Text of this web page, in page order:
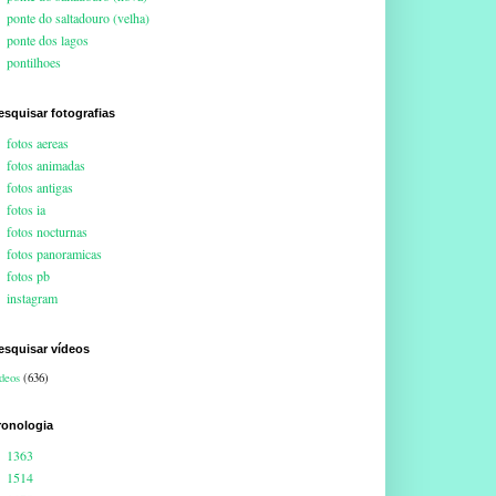
ponte do saltadouro (velha)
ponte dos lagos
pontilhoes
fotografias
fotos aereas
fotos animadas
fotos antigas
fotos ia
fotos nocturnas
fotos panoramicas
fotos pb
instagram
vídeos
(636)
1363
1514